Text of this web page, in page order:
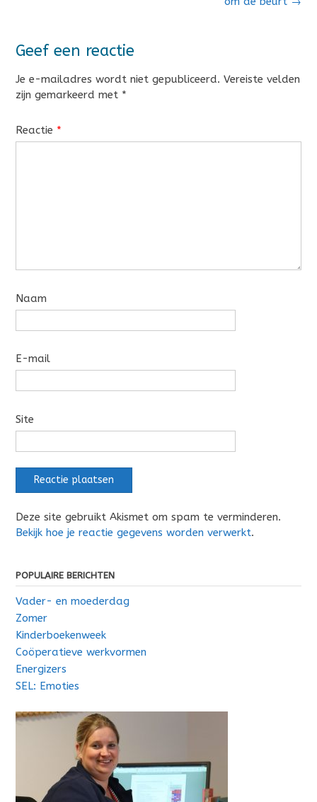
Geef een reactie
Je e-mailadres wordt niet gepubliceerd. Vereiste velden
zijn gemarkeerd met *
Reactie *
Naam
E-mail
Site
Deze site gebruikt Akismet om spam te verminderen.
Bekijk hoe je reactie gegevens worden verwerkt.
POPULAIRE BERICHTEN
Vader- en moederdag
Zomer
Kinderboekenweek
Coöperatieve werkvormen
Energizers
SEL: Emoties